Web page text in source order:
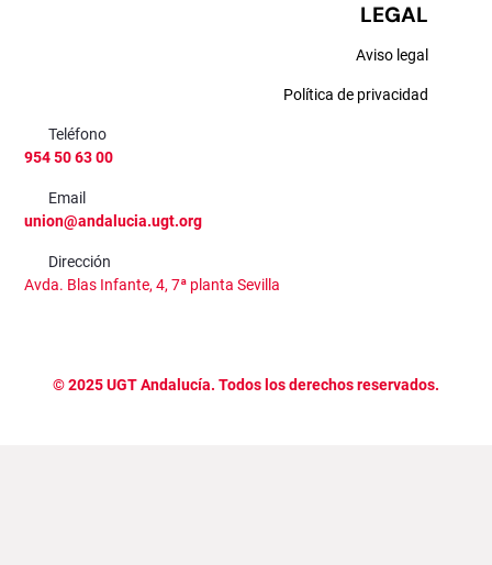
LEGAL
Aviso legal
Política de privacidad
Teléfono
954 50 63 00
Email
union@andalucia.ugt.org
Dirección
Avda. Blas Infante, 4, 7ª planta Sevilla
©2025UGT Andalucía. Todos los derechos reservados.